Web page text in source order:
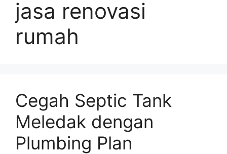
jasa renovasi
rumah
Cegah Septic Tank
Meledak dengan
Plumbing Plan